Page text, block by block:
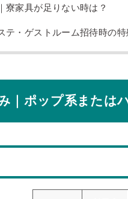
寮家具が足りない時は？
テ・ゲストルーム招待時の特
｜ポップ系または